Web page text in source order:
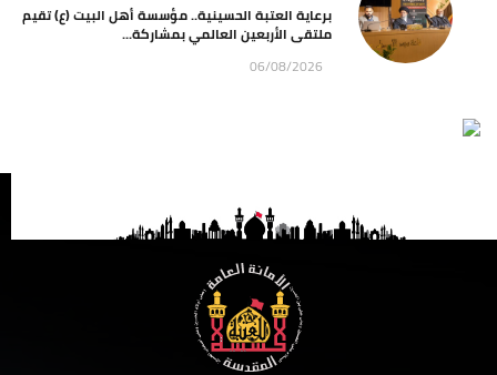
برعاية العتبة الحسينية.. مؤسسة أهل البيت (ع) تقيم
ملتقى الأربعين العالمي بمشاركة...
06/08/2026